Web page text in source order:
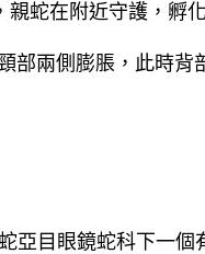
蛇在附近守護，孵
部兩側膨脹，此時背
蛇亞目眼鏡蛇科下一